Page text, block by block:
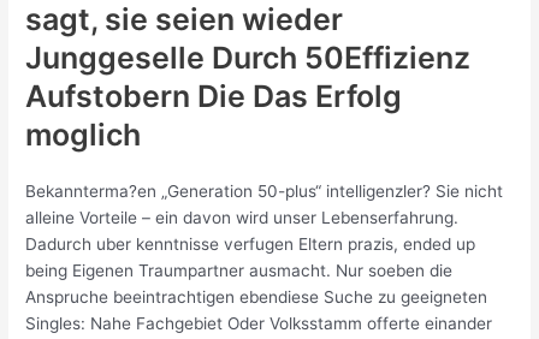
sagt, sie seien wieder
Junggeselle Durch 50Effizienz
Aufstobern Die Das Erfolg
moglich
Bekannterma?en „Generation 50-plus“ intelligenzler? Sie nicht
alleine Vorteile – ein davon wird unser Lebenserfahrung.
Dadurch uber kenntnisse verfugen Eltern prazis, ended up
being Eigenen Traumpartner ausmacht. Nur soeben die
Anspruche beeintrachtigen ebendiese Suche zu geeigneten
Singles: Nahe Fachgebiet Oder Volksstamm offerte einander